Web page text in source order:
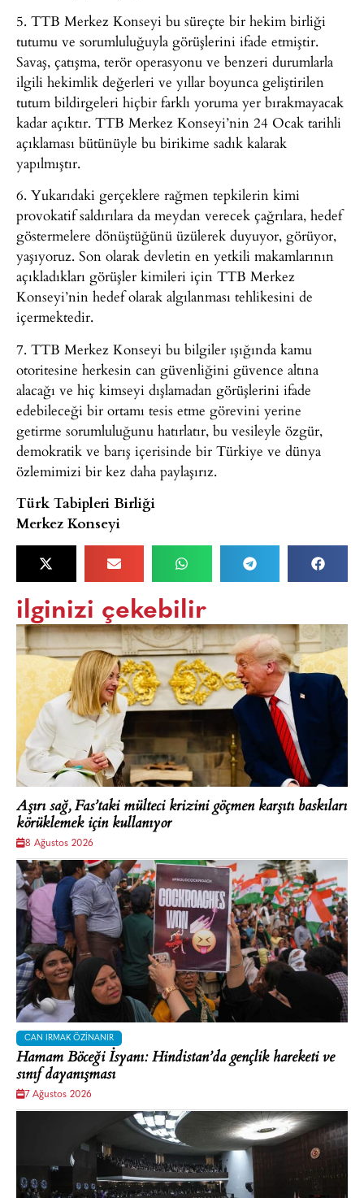
5. TTB Merkez Konseyi bu süreçte bir hekim birliği
tutumu ve sorumluluğuyla görüşlerini ifade etmiştir.
Savaş, çatışma, terör operasyonu ve benzeri durumlarla
ilgili hekimlik değerleri ve yıllar boyunca geliştirilen
tutum bildirgeleri hiçbir farklı yoruma yer bırakmayacak
kadar açıktır. TTB Merkez Konseyi’nin 24 Ocak tarihli
açıklaması bütünüyle bu birikime sadık kalarak
yapılmıştır.
6. Yukarıdaki gerçeklere rağmen tepkilerin kimi
provokatif saldırılara da meydan verecek çağrılara, hedef
göstermelere dönüştüğünü üzülerek duyuyor, görüyor,
yaşıyoruz. Son olarak devletin en yetkili makamlarının
açıkladıkları görüşler kimileri için TTB Merkez
Konseyi’nin hedef olarak algılanması tehlikesini de
içermektedir.
7. TTB Merkez Konseyi bu bilgiler ışığında kamu
otoritesine herkesin can güvenliğini güvence altına
alacağı ve hiç kimseyi dışlamadan görüşlerini ifade
edebileceği bir ortamı tesis etme görevini yerine
getirme sorumluluğunu hatırlatır, bu vesileyle özgür,
demokratik ve barış içerisinde bir Türkiye ve dünya
özlemimizi bir kez daha paylaşırız.
Türk Tabipleri Birliği
Merkez Konseyi
ilginizi çekebilir
Aşırı sağ, Fas’taki mülteci krizini göçmen karşıtı baskıları
körüklemek için kullanıyor
8 Ağustos 2026
CAN IRMAK ÖZINANIR
Hamam Böceği İsyanı: Hindistan’da gençlik hareketi ve
sınıf dayanışması
7 Ağustos 2026